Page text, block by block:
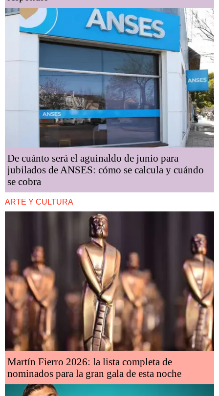
De cuánto será el aguinaldo de junio para
jubilados de ANSES: cómo se calcula y cuándo
se cobra
ARTE Y CULTURA
Martín Fierro 2026: la lista completa de
nominados para la gran gala de esta noche